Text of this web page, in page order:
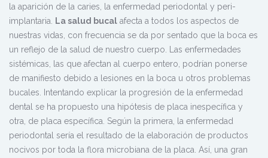
la aparición de la caries, la enfermedad periodontal y peri-
implantaria. La salud bucal afecta a todos los aspectos de
nuestras vidas, con frecuencia se da por sentado que la boca es
un reflejo de la salud de nuestro cuerpo. Las enfermedades
sistémicas, las que afectan al cuerpo entero, podrían ponerse
de manifiesto debido a lesiones en la boca u otros problemas
bucales. Intentando explicar la progresión de la enfermedad
dental se ha propuesto una hipótesis de placa inespecífica y
otra, de placa específica. Según la primera, la enfermedad
periodontal sería el resultado de la elaboración de productos
nocivos por toda la flora microbiana de la placa. Así, una gran